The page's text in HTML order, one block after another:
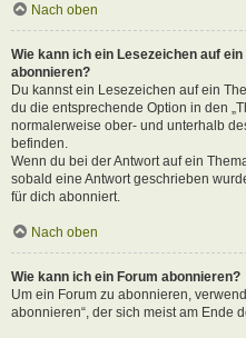
Nach oben
Wie kann ich ein Lesezeichen auf
abonnieren?
Du kannst ein Lesezeichen auf ein
du die entsprechende Option in den
normalerweise ober- und unterhalb
befinden.
Wenn du bei der Antwort auf ein
sobald eine Antwort geschrieben
für dich abonniert.
Nach oben
Wie kann ich ein Forum abonnieren?
Um ein Forum zu abonnieren,
abonnieren“, der sich meist am Ende